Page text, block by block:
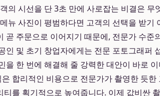
의 시선을 단 3초 만에 사로잡는 비결은 무
뉴 사진이 평범하다면 고객의 선택을 받기
곧 주문으로 이어지기 때문에, 전문가 수준
인 및 초기 창업자에게는 전문 포토그래퍼
을 한 번에 해결해 줄 강력한 대안이 바로
합리적인 비용으로 전문가가 촬영한 듯한
티를 획기적으로 높여줍니다. 이제 값비싼